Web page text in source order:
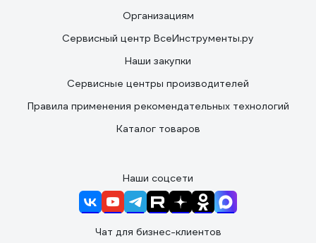
Организациям
Сервисный центр ВсеИнструменты.ру
Наши закупки
Сервисные центры производителей
Правила применения рекомендательных технологий
Каталог товаров
Наши соцсети
Чат для бизнес-клиентов